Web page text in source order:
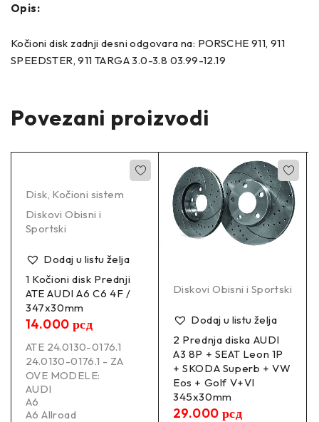
Opis:
Kočioni disk zadnji desni odgovara na: PORSCHE 911, 911
SPEEDSTER, 911 TARGA 3.0-3.8 03.99-12.19
Povezani proizvodi
Disk, Kočioni sistem
Diskovi Obisni i
Sportski
Dodaj u listu želja
1 Kočioni disk Prednji
ATE AUDI A6 C6 4F /
347x30mm
14.000 рсд
ATE 24.0130-0176.1
24.0130-0176.1 - ZA
OVE MODELE:
AUDI
A6
A6 Allroad
Diskovi Obisni i Sportski
Dodaj u listu želja
2 Prednja diska AUDI
A3 8P + SEAT Leon 1P
+ SKODA Superb + VW
Eos + Golf V+VI
345x30mm
29.000 рсд